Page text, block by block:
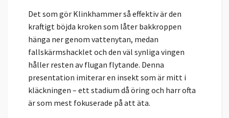
Det som gör Klinkhammer så effektiv är den
kraftigt böjda kroken som låter bakkroppen
hänga ner genom vattenytan, medan
fallskärmshacklet och den väl synliga vingen
håller resten av flugan flytande. Denna
presentation imiterar en insekt som är mitt i
kläckningen – ett stadium då öring och harr ofta
är som mest fokuserade på att äta.